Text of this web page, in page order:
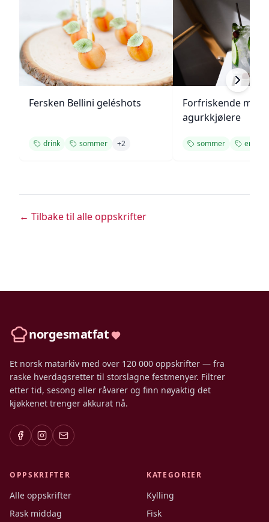
Fersken Bellini geléshots
drink sommer +2
Forfriskende
agurkkjølere
sommer enkel
← Tilbake til alle oppskrifter
norgesmatfat
Et norsk matarkiv med over 120 000 oppskrifter — fra
raske hverdagsretter til storslagne festmenyer. Filtrer
etter tid, sesong eller råvarer og finn nøyaktig det
kjøkkenet trenger akkurat nå.
OPPSKRIFTER
Alle oppskrifter
Rask middag
KATEGORIER
Kylling
Fisk